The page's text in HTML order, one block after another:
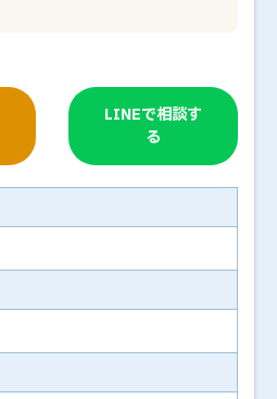
LINEで相談す
る